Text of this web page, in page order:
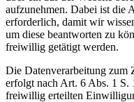
aufzunehmen. Dabei ist die
erforderlich, damit wir
um diese beantworten zu
freiwillig getätigt werden.
Die Datenverarbeitung zum
erfolgt nach Art. 6 Abs. 1
freiwillig erteilten